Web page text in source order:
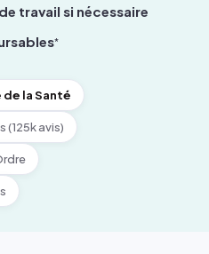
travail si nécessaire
*
la Santé
(125k avis)